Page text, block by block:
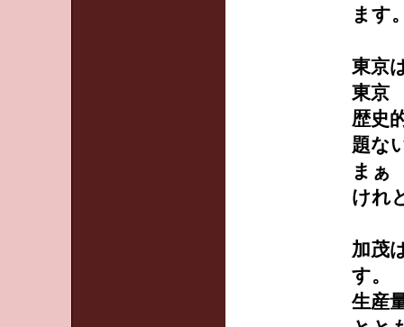
ます
東京
東京
歴史
題な
まぁ
けれ
加茂
す。
生産